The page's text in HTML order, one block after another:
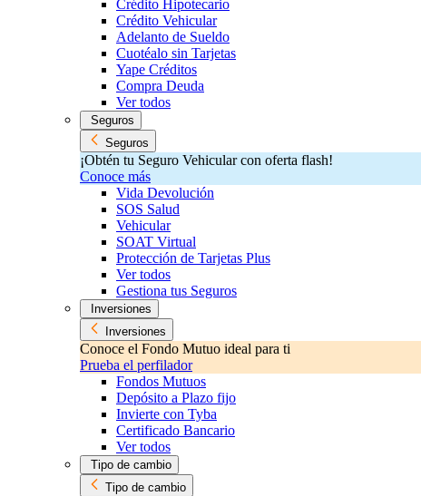
Crédito Hipotecario
Crédito Vehicular
Adelanto de Sueldo
Cuotéalo sin Tarjetas
Yape Créditos
Compra Deuda
Ver todos
Seguros
Seguros
¡Obtén tu Seguro Vehicular con oferta flash!
Conoce más
Vida Devolución
SOS Salud
Vehicular
SOAT Virtual
Protección de Tarjetas Plus
Ver todos
Gestiona tus Seguros
Inversiones
Inversiones
Conoce el Fondo Mutuo ideal para ti
Prueba el perfilador
Fondos Mutuos
Depósito a Plazo fijo
Invierte con Tyba
Certificado Bancario
Ver todos
Tipo de cambio
Tipo de cambio